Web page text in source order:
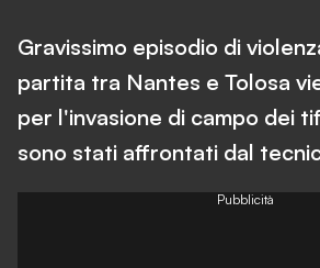
Gravissimo episodio di
partita tra Nantes e Tolosa
per l'invasione di campo dei
sono stati affrontati dal
Pubblicità